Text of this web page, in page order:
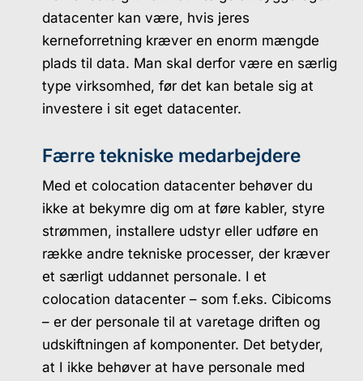
datacenter kan være, hvis jeres
kerneforretning kræver en enorm mængde
plads til data. Man skal derfor være en særlig
type virksomhed, før det kan betale sig at
investere i sit eget datacenter.
Færre tekniske medarbejdere
Med et colocation datacenter behøver du
ikke at bekymre dig om at føre kabler, styre
strømmen, installere udstyr eller udføre en
række andre tekniske processer, der kræver
et særligt uddannet personale. I et
colocation datacenter – som f.eks. Cibicoms
– er der personale til at varetage driften og
udskiftningen af komponenter. Det betyder,
at I ikke behøver at have personale med